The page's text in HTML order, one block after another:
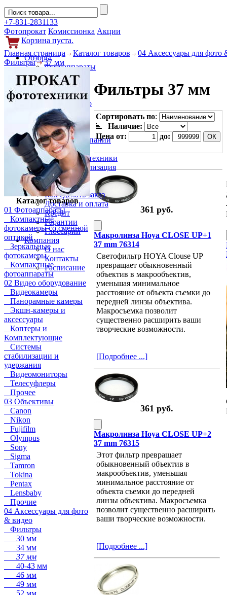
+7-831-2831133
Фотопрокат Комиссионка Акции
Корзина пуста.
Обзоры
Фотоаппараты
Объективы
Фильтры
Новости
Фото и видео
Гаджеты
Аксессуары
Слухи
Новости компании
Услуги
Прокат фототехники
Выкуп и реализация
Покупателям
Акции
Как сделать заказ
Доставка и оплата
Кредит
Гарантии
Глоссарий
Компания
О нас
Контакты
Расписание
Главная страница Каталог товаров
04 Аксессуары для фото
Фильтры
37 мм
Каталог товаров
01 Фотоаппараты
Компактные
фотокамеры со сменной
оптикой
Зеркальные
фотокамеры
Компактные
фотоаппараты
02 Видео оборудование
Видеокамеры
Панорамные камеры
Экшн-камеры и
аксессуары
Коптеры и
Комплектующие
Системы
стабилизации и
удержания
Видеомониторы
Телесуфлеры
Прочее
03 Объективы
Canon
Nikon
Fujifilm
Olympus
Sony
Sigma
Tamron
Tokina
Pentax
Lensbaby
Прочие
04 Аксессуары для фото
& видео
Фильтры
30 мм
34 мм
37 мм
40-43 мм
46 мм
49 мм
52 мм
Фильтры 37 мм
Сортировать по:
Наличие:
Цена от:
до:
361 руб.
Макролинза Hoya CLOSE UP+1
37 mm 76314
Светофильтр HOYA Clouse UP
превращает обыкновенный
объектив в макрообъектив,
уменьшая минимальное
расстояние от объекта съемки до
передней линзы объектива.
Макросъемка позволит
существенно расширить ваши
творческие возможности.
[Подробнее ...]
361 руб.
Макролинза Hoya CLOSE UP+2
37 mm 76315
Этот фильтр превращает
обыкновенный объектив в
макрообъектив, уменьшая
минимальное расстояние от
объекта съемки до передней
линзы объектива. Макросъемка
позволит существенно расширить
ваши творческие возможности.
[Подробнее ...]